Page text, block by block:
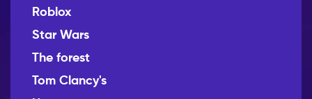
Roblox
Star Wars
The forest
Tom Clancy's